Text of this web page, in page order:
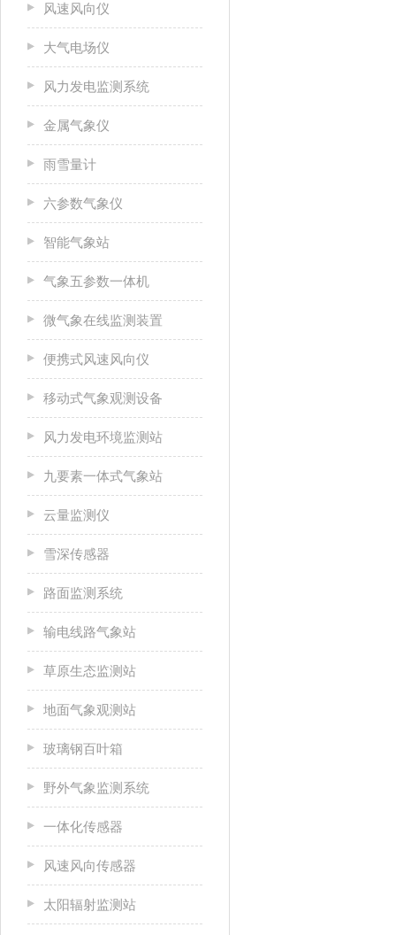
风速风向仪
大气电场仪
风力发电监测系统
金属气象仪
雨雪量计
六参数气象仪
智能气象站
气象五参数一体机
微气象在线监测装置
便携式风速风向仪
移动式气象观测设备
风力发电环境监测站
九要素一体式气象站
云量监测仪
雪深传感器
路面监测系统
输电线路气象站
草原生态监测站
地面气象观测站
玻璃钢百叶箱
野外气象监测系统
一体化传感器
风速风向传感器
太阳辐射监测站